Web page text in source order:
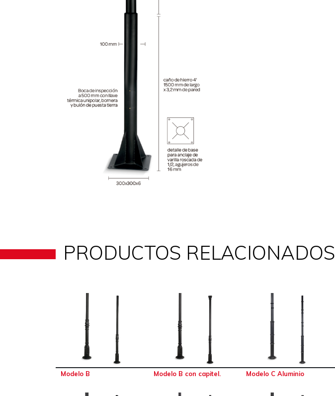
PRODUCTOS RELACIONADOS
Modelo B Modelo B con capitel. Modelo C Aluminio